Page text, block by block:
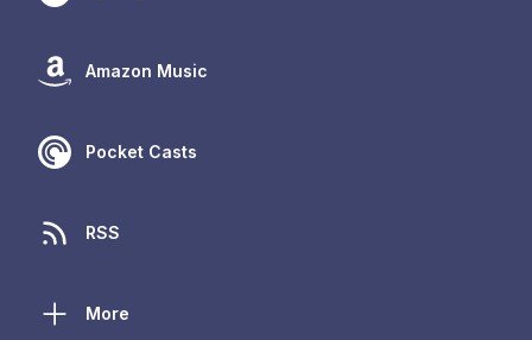
Amazon Music
Pocket Casts
RSS
More